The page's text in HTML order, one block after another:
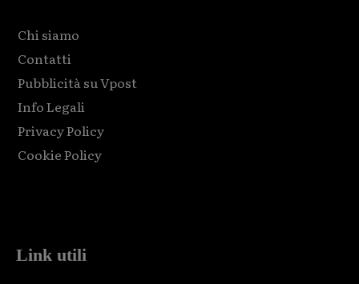
Chi siamo
Contatti
Pubblicità su Vpost
Info Legali
Privacy Policy
Cookie Policy
Link utili